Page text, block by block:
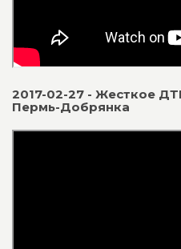
2017-02-27 - Жесткое
Пермь-Добрянка